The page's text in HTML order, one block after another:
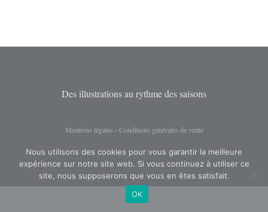
Des illustrations au rythme des saisons
Mentions légales -Conditions générales de vente
Nous utilisons des cookies pour vous garantir la meilleure
expérience sur notre site web. Si vous continuez à utiliser ce
site, nous supposerons que vous en êtes satisfait.
OK